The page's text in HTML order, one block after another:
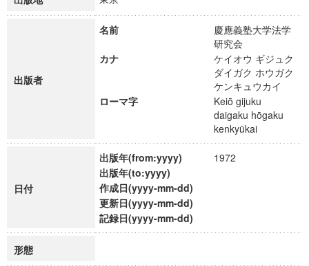
出版者
名前
慶應義塾大学法学
研究会
カナ
ケイオウ ギジュク
ダイガク ホウガク
ケンキュウカイ
ローマ字
Keiō gijuku
daigaku hōgaku
kenkyūkai
日付
出版年(from:yyyy)
1972
出版年(to:yyyy)
作成日(yyyy-mm-dd)
更新日(yyyy-mm-dd)
記録日(yyyy-mm-dd)
形態